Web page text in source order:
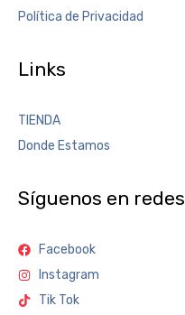
Política de Privacidad
Links
TIENDA
Donde Estamos
Síguenos en redes
Facebook
Instagram
Tik Tok